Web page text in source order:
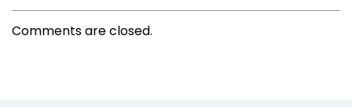
Comments are closed.